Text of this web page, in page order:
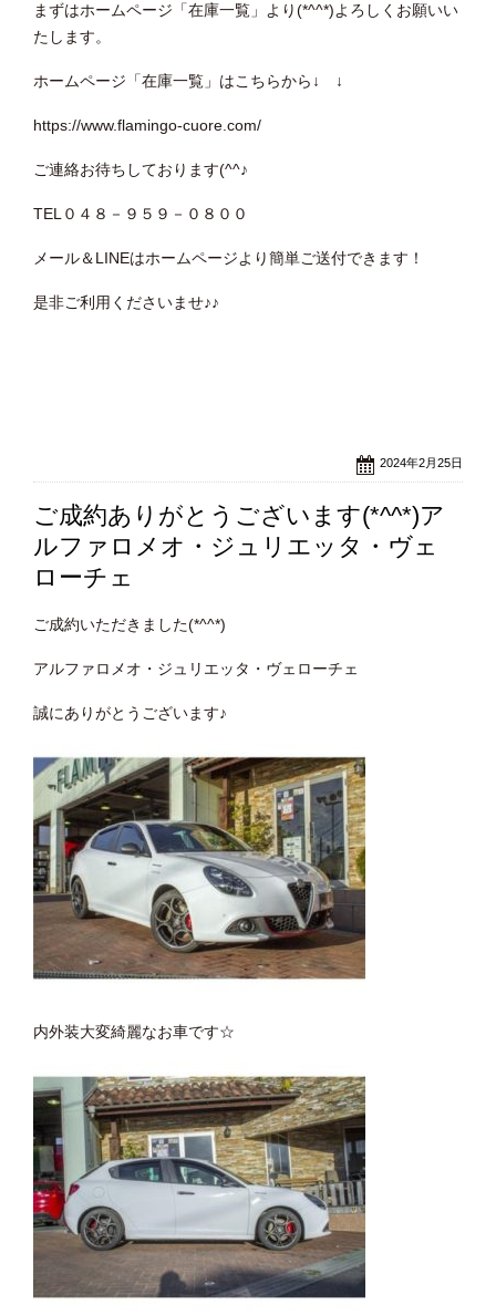
まずはホームページ「在庫一覧」より(*^^*)よろしくお願いい
たします。
ホームページ「在庫一覧」はこちらから↓ ↓
https://www.flamingo-cuore.com/
ご連絡お待ちしております(^^♪
TEL０４８－９５９－０８００
メール＆LINEはホームページより簡単ご送付できます！
是非ご利用くださいませ♪♪
2024年2月25日
ご成約ありがとうございます(*^^*)ア
ルファロメオ・ジュリエッタ・ヴェ
ローチェ
ご成約いただきました(*^^*)
アルファロメオ・ジュリエッタ・ヴェローチェ
誠にありがとうございます♪
内外装大変綺麗なお車です☆